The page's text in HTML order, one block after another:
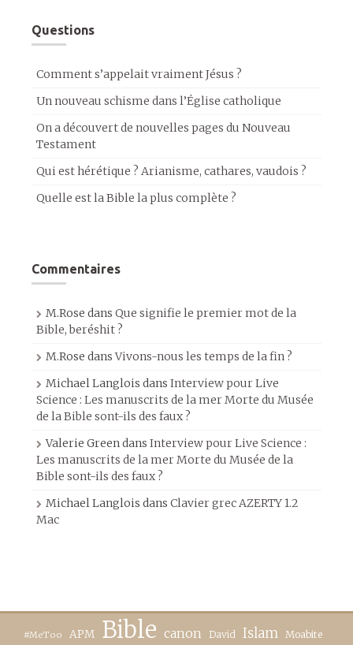
Questions
Comment s’appelait vraiment Jésus ?
Un nouveau schisme dans l’Église catholique
On a découvert de nouvelles pages du Nouveau
Testament
Qui est hérétique ? Arianisme, cathares, vaudois ?
Quelle est la Bible la plus complète ?
Commentaires
M.Rose dans Que signifie le premier mot de la
Bible, beréshit ?
M.Rose dansVivons-nous les temps de la fin ?
Michael Langlois dans Interview pour Live
Science : Les manuscrits de la mer Morte du Musée
de la Bible sont-ils des faux ?
Valerie Greendans Interview pour Live Science :
Les manuscrits de la mer Morte du Musée de la
Bible sont-ils des faux ?
Michael Langlois dans Clavier grec AZERTY 1.2
Mac
#MeToo APM Bible canon David Islam Moabite